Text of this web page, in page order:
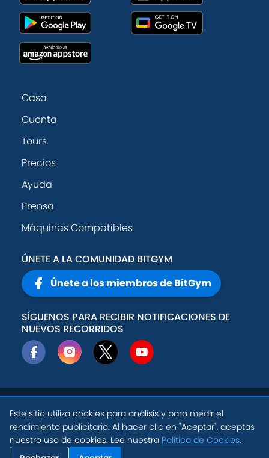
Casa
Cuenta
Tours
Precios
Ayuda
Prensa
Máquinas Compatibles
ÚNETE A LA COMUNIDAD BITGYM
Únete a los miembros de BitGym
SÍGUENOS PARA RECIBIR NOTIFICACIONES DE
NUEVOS RECORRIDOS
© 2026
Active
Theory, Inc.
Política de
privacidad
Condiciones de
Configuración de
ES
Este sitio utiliza cookies para análisis y para medir el
rendimiento publicitario. Al hacer clic en "Aceptar", aceptas
nuestro uso de cookies. Lee nuestra Política de Cookies.